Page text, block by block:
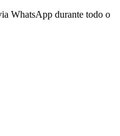
WhatsApp durante todo o